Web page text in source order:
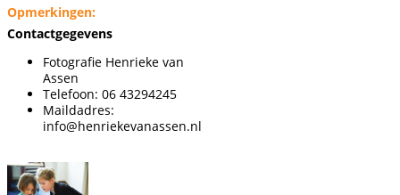
Opmerkingen:
Contactgegevens
Fotografie Henrieke van
Assen
Telefoon: 06 43294245
Maildadres:
info@henriekevanassen.nl